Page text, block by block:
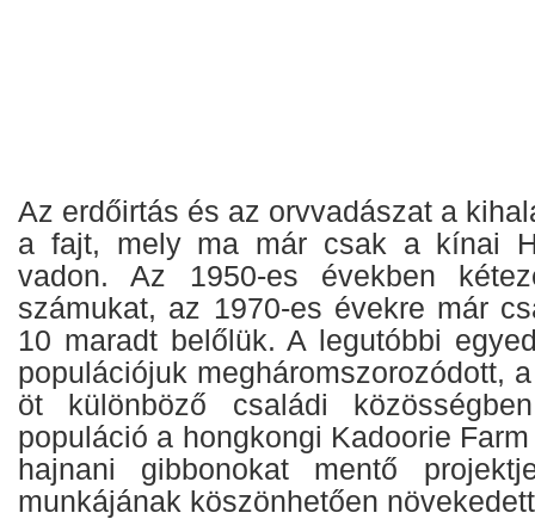
Az erdőirtás és az orvvadászat a
a fajt, mely ma már csak a kínai
vadon. Az 1950-es években
számukat, az 1970-es évekre már
10 maradt belőlük. A legutóbbi
populációjuk megháromszorozódott,
öt különböző családi
populáció a hongkongi Kadoorie
hajnani gibbonokat mentő
munkájának köszönhetően